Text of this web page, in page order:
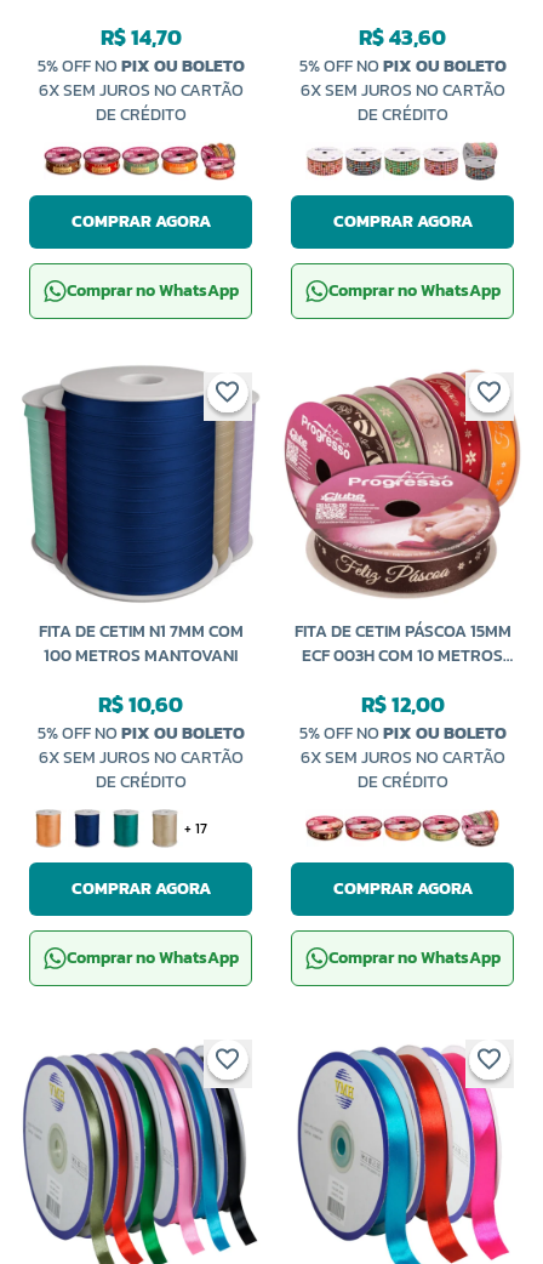
R$ 14,70
5% OFF NOPIX OU BOLETO
6X SEM JUROS NO CARTÃO
DE CRÉDITO
COMPRAR AGORA
Comprar no WhatsApp
R$ 43,60
5% OFF NOPIX OU BOLETO
6X SEM JUROS NO CARTÃO
DE CRÉDITO
COMPRAR AGORA
Comprar no WhatsApp
FITA DE CETIM N1 7MM COM
100 METROS MANTOVANI
R$ 10,60
5% OFF NOPIX OU BOLETO
6X SEM JUROS NO CARTÃO
DE CRÉDITO
+ 17
COMPRAR AGORA
Comprar no WhatsApp
FITA DE CETIM PÁSCOA 15MM
ECF 003H COM 10 METROS
R$ 12,00
5% OFF NOPIX OU BOLETO
6X SEM JUROS NO CARTÃO
DE CRÉDITO
COMPRAR AGORA
Comprar no WhatsApp